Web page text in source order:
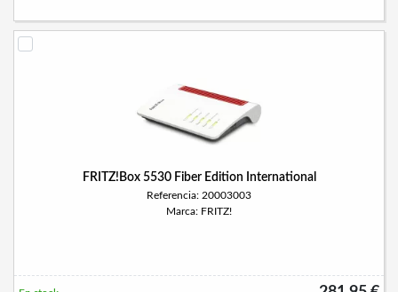
FRITZ!Box 5530 Fiber Edition International
Referencia: 20003003
Marca: FRITZ!